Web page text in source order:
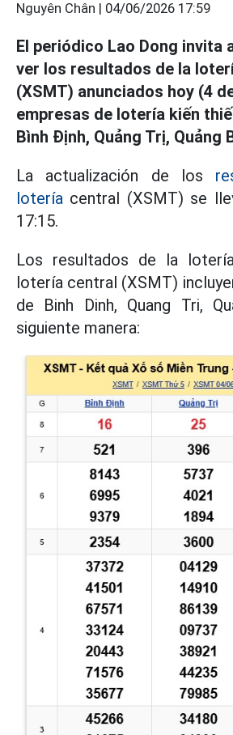
Nguyên Chân | 04/06/2026 17:59
El periódico Lao Dong invita
ver los resultados de la
(XSMT) anunciados hoy (4
empresas de lotería kiến
Bình Định, Quảng Trị, Quảng
La actualización de los
lotería central (XSMT) se
17:15.
Los resultados de la
lotería central (XSMT)
de Binh Dinh, Quang Tri,
siguiente manera: